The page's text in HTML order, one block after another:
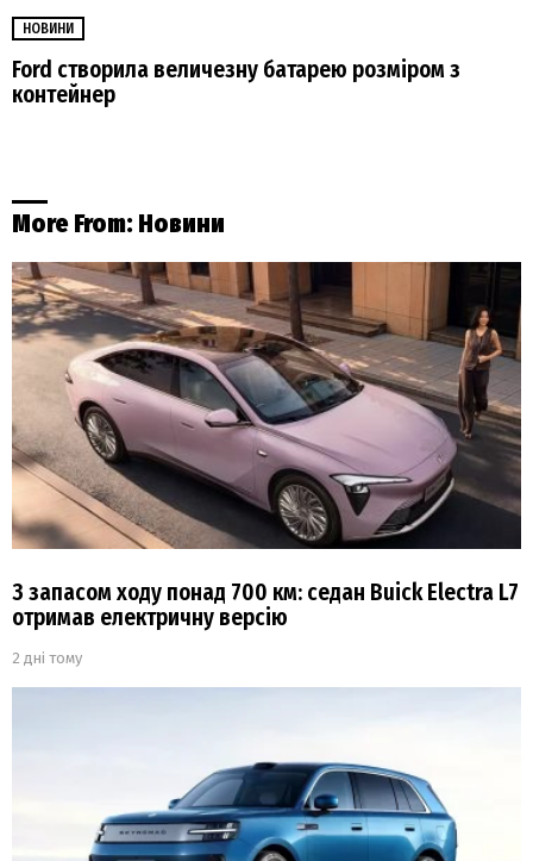
НОВИНИ
Ford створила величезну батарею розміром з
контейнер
More From: Новини
З запасом ходу понад 700 км: седан Buick Electra L7
отримав електричну версію
2 дні тому